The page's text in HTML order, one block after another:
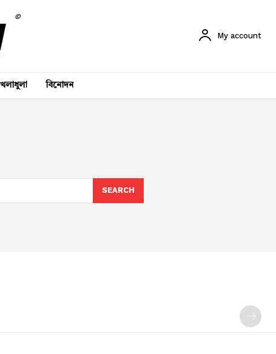
©
My account
বিনোদন
SEARCH